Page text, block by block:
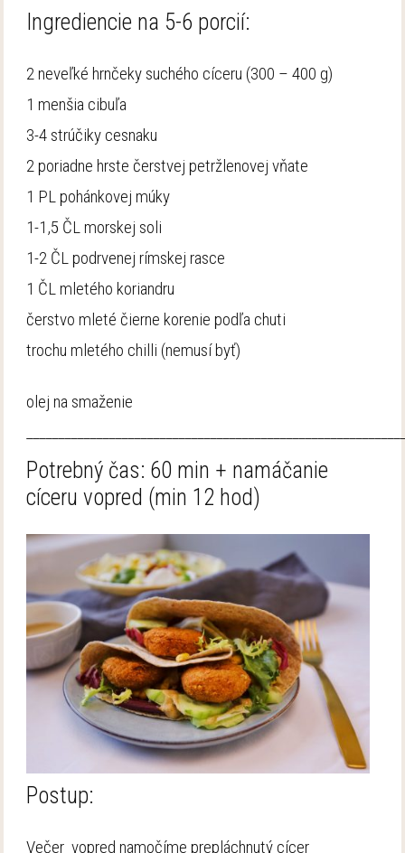
Ingrediencie na 5-6 porcií:
2 neveľké hrnčeky suchého cíceru (300 – 400 g)
1 menšia cibuľa
3-4 strúčiky cesnaku
2 poriadne hrste čerstvej petržlenovej vňate
1 PL pohánkovej múky
1-1,5 ČL morskej soli
1-2 ČL podrvenej rímskej rasce
1 ČL mletého koriandru
čerstvo mleté čierne korenie podľa chuti
trochu mletého chilli (nemusí byť)
olej na smaženie
Potrebný čas: 60 min + namáčanie
cíceru vopred (min 12 hod)
Postup:
Večer vopred namočíme prepláchnutý cícer